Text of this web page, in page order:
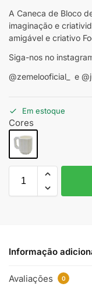
A Caneca de Bloco
imaginação e
amigável e criativo
Siga-nos no
@zemelooficial_ e
Em estoque
Cores
Informação
Avaliações 0